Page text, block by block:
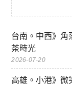
台南。中西》角
茶時光
2026-07-20
高雄。小港》微